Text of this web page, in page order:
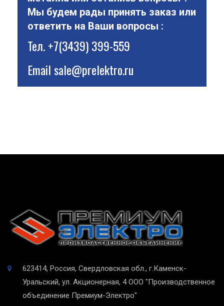
Мы будем рады принять заказ или
ответить на Ваши вопросы :
Тел.+7(3439) 399-559
Emailsale@prelektro.ru
623414, Россия, Свердловская обл., г.Каменск-
Уральский, ул. Акционерная, 4 ООО "Производственное
объединение Премиум-Электро"